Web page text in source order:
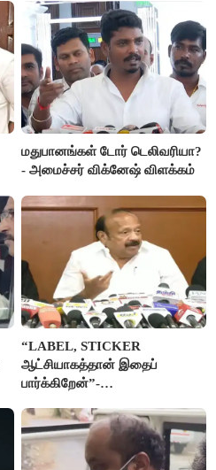
மதுபானங்கள் டோர் டெலிவரியா?
- அமைச்சர் விக்னேஷ் விளக்கம்
“LABEL, STICKER
ஆட்சியாகத்தான் இதைப்
பார்க்கிறேன்”-